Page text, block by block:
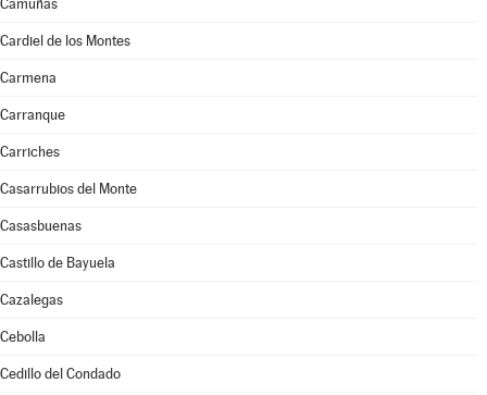
Camuñas
Cardiel de los Montes
Carmena
Carranque
Carriches
Casarrubios del Monte
Casasbuenas
Castillo de Bayuela
Cazalegas
Cebolla
Cedillo del Condado